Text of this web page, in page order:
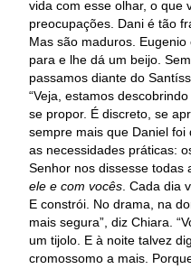
vida com esse olhar, o que
preocupações. Dani é tão
Mas são maduros.
para e lhe dá um beijo.
passamos diante do
“Veja, estamos
se propor. É discreto, se
sempre mais que Daniel
as necessidades práticas:
Senhor nos dissesse todas
ele e com vocês . Cada dia
E constrói. No drama, na
mais segura”, diz Chiara.
um tijolo. E à noite talvez
cromossomo a mais.